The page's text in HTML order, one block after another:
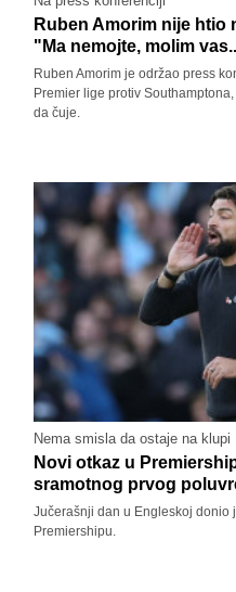
Ruben Amorim nije htio
"Ma nemojte, molim
Ruben Amorim je održao press
Premier lige protiv
da čuje.
Nema smisla da ostaje na klupi
Novi otkaz u
sramotnog prvog
Jučerašnji dan u Engleskoj donio
Premiershipu.